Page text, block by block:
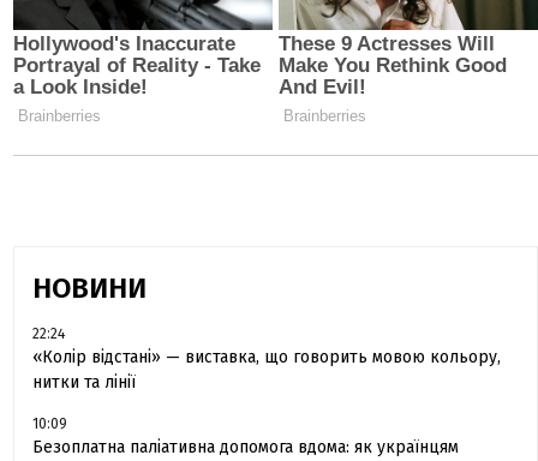
НОВИНИ
22:24
«Колір відстані» — виставка, що говорить мовою кольору,
нитки та лінії
10:09
Безоплатна паліативна допомога вдома: як українцям